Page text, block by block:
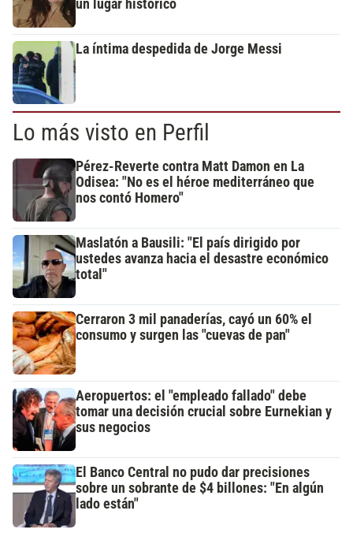
un lugar histórico
La íntima despedida de Jorge Messi
Lo más visto en Perfil
Pérez-Reverte contra Matt Damon en La
Odisea: "No es el héroe mediterráneo que
nos contó Homero"
Maslatón a Bausili: "El país dirigido por
ustedes avanza hacia el desastre económico
total"
Cerraron 3 mil panaderías, cayó un 60% el
consumo y surgen las "cuevas de pan"
Aeropuertos: el "empleado fallado" debe
tomar una decisión crucial sobre Eurnekian y
sus negocios
El Banco Central no pudo dar precisiones
sobre un sobrante de $4 billones: "En algún
lado están"